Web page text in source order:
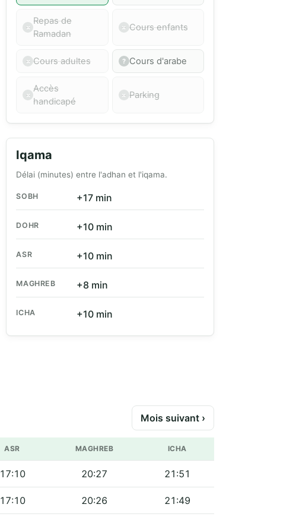
Repas de
Ramadan
Cours enfants
Cours adultes Cours d'arabe
Accès
handicapé
Parking
Iqama
Délai (minutes) entre l'adhan et l'iqama.
SOBH +17 min
DOHR +10 min
ASR +10 min
MAGHREB +8 min
ICHA +10 min
Mois suivant ›
ASR MAGHREB ICHA
17:10 20:27 21:51
17:10 20:26 21:49